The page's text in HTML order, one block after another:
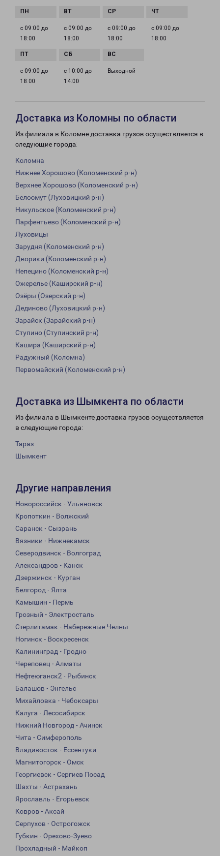
с 09:00 до
18:00
с 09:00 до
18:00
с 09:00 до
18:00
с 09:00 до
18:00
с 09:00 до
18:00
с 10:00 до
14:00
Выходной
Доставка из Коломны по области
Из филиала в Коломне доставка грузов осуществляется в
следующие города:
Коломна
Нижнее Хорошово (Коломенский р-н)
Верхнее Хорошово (Коломенский р-н)
Белоомут (Луховицкий р-н)
Никульское (Коломенский р-н)
Парфентьево (Коломенский р-н)
Луховицы
Зарудня (Коломенский р-н)
Дворики (Коломенский р-н)
Непецино (Коломенский р-н)
Ожерелье (Каширский р-н)
Озёры (Озерский р-н)
Дединово (Луховицкий р-н)
Зарайск (Зарайский р-н)
Ступино (Ступинский р-н)
Кашира (Каширский р-н)
Радужный (Коломна)
Первомайский (Коломенский р-н)
Доставка из Шымкента по области
Из филиала в Шымкенте доставка грузов осуществляется
в следующие города:
Тараз
Шымкент
Другие направления
Новороссийск - Ульяновск
Кропоткин - Волжский
Саранск - Сызрань
Вязники - Нижнекамск
Северодвинск - Волгоград
Александров - Канск
Дзержинск - Курган
Белгород - Ялта
Камышин - Пермь
Грозный - Электросталь
Стерлитамак - Набережные Челны
Ногинск - Воскресенск
Калининград - Гродно
Череповец - Алматы
Нефтеюганск2 - Рыбинск
Балашов - Энгельс
Михайловка - Чебоксары
Калуга - Лесосибирск
Нижний Новгород - Ачинск
Чита - Симферополь
Владивосток - Ессентуки
Магнитогорск - Омск
Георгиевск - Сергиев Посад
Шахты - Астрахань
Ярославль - Егорьевск
Ковров - Аксай
Серпухов - Острогожск
Губкин - Орехово-Зуево
Прохладный - Майкоп